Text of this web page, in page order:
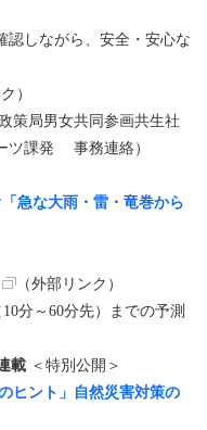
認しながら、安全・安心な
）
策局男女共同参画共生社
ツ課発 事務連絡）
急な大雨・雷・竜巻から
（外部リンク）
分～60分先）までの予測
載 ＜特別公開＞
ヒント」自然災害対策の